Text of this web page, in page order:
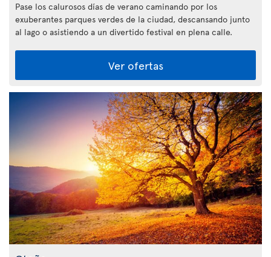
Pase los calurosos días de verano caminando por los
exuberantes parques verdes de la ciudad, descansando junto
al lago o asistiendo a un divertido festival en plena calle.
Ver ofertas